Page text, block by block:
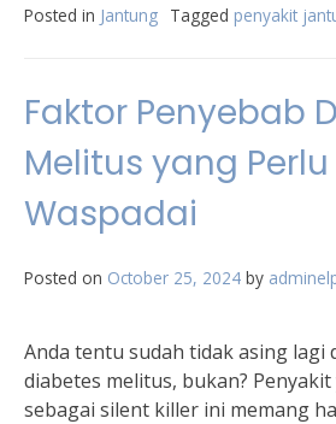
Posted in Jantung Tagged penyakit
Faktor Penyebab
Melitus yang
Waspadai
Posted on October 25, 2024 by
Anda tentu sudah tidak asing lagi
diabetes melitus, bukan?
sebagai silent killer ini memang